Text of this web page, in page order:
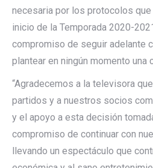
necesaria por los protocolos
inicio de la Temporada 2020-
compromiso de seguir adelante
plantear en ningún momento una
“Agradecemos a la televisora
partidos y a nuestros socios
y el apoyo a esta decisión
compromiso de continuar con
llevando un espectáculo que